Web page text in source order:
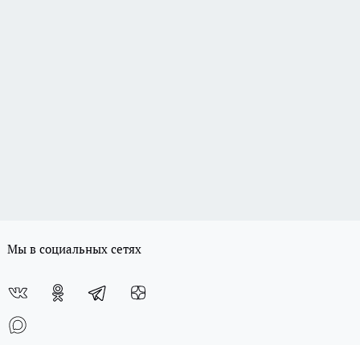
Мы в социальных сетях